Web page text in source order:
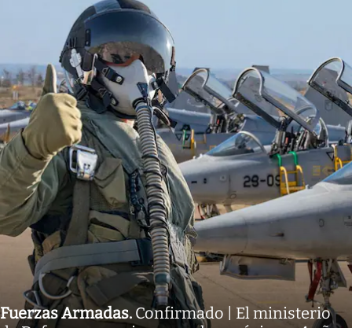
Fuerzas Armadas. Confirmado | El ministerio